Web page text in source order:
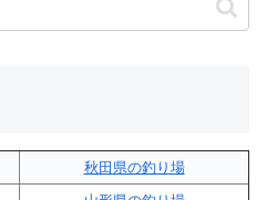
秋田県の釣り場